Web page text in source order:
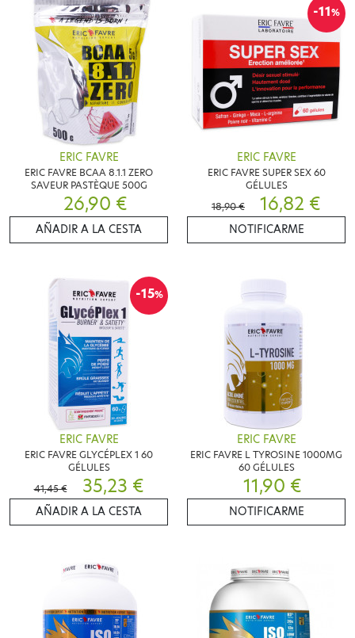
ERIC FAVRE
ERIC FAVRE BCAA 8.1.1 ZERO
SAVEUR PASTÈQUE 500G
26,90 €
AÑADIR A LA CESTA
-11%
ERIC FAVRE
ERIC FAVRE SUPER SEX 60
GÉLULES
18,90 €
16,82 €
NOTIFICARME
-15%
ERIC FAVRE
ERIC FAVRE GLYCÉPLEX 1 60
GÉLULES
41,45 €
35,23 €
AÑADIR A LA CESTA
ERIC FAVRE
ERIC FAVRE L TYROSINE 1000MG
60 GÉLULES
11,90 €
NOTIFICARME